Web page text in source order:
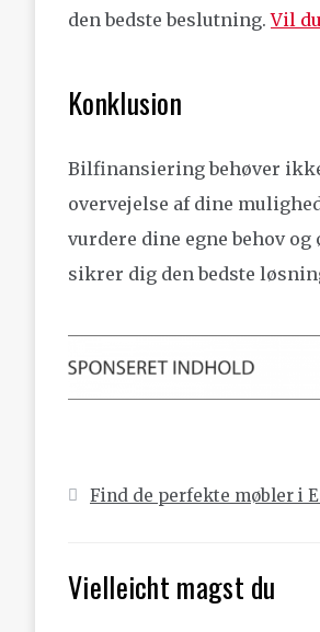
den bedste beslutning.Vil
Konklusion
Bilfinansiering behøver
overvejelse af dine
vurdere dine egne behov
sikrer dig den bedste
Indlægsnavigation
Find de perfekte møbler i
Vielleicht magst du